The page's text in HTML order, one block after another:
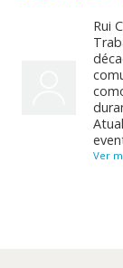
Rui
Ver